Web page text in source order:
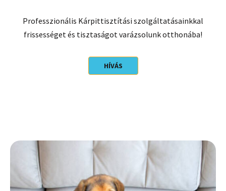
Professzionális Kárpittisztítási szolgáltatásainkkal
frissességet és tisztaságot varázsolunk otthonába!
HÍVÁS